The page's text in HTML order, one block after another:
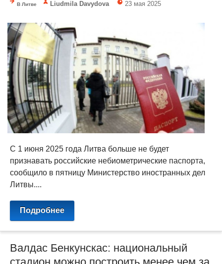
В Литве Liudmila Davydova 23 мая 2025
С 1 июня 2025 года Литва больше не будет
признавать российские небиометрические паспорта,
сообщило в пятницу Министерство иностранных дел
Литвы....
Подробнее
Валдас Бенкунскас: национальный